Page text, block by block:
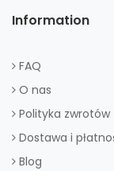
Information
FAQ
O nas
Polityka zwrotów
Dostawa i
Blog